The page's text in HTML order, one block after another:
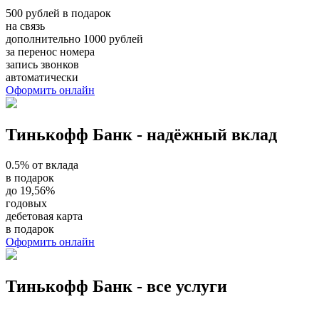
500 рублей в подарок
на связь
дополнительно 1000 рублей
за перенос номера
запись звонков
автоматически
Оформить онлайн
Тинькофф Банк - надёжный вклад
0.5% от вклада
в подарок
до 19,56%
годовых
дебетовая карта
в подарок
Оформить онлайн
Тинькофф Банк - все услуги